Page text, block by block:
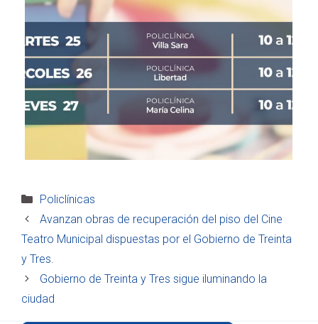
Categorías
Policlínicas
Avanzan obras de recuperación del piso del Cine
Teatro Municipal dispuestas por el Gobierno de Treinta
y Tres.
Gobierno de Treinta y Tres sigue iluminando la
ciudad